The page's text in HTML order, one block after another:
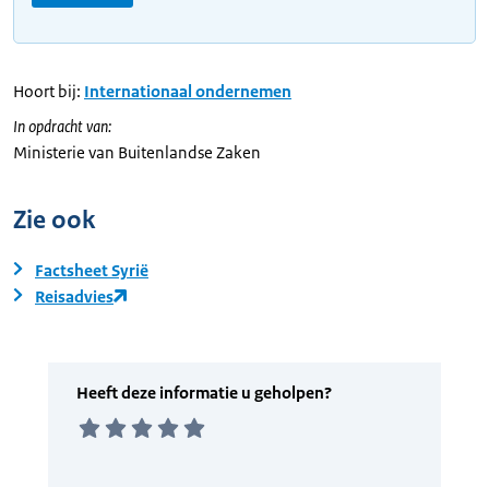
Hoort bij: Internationaal ondernemen
In opdracht van:
Ministerie van Buitenlandse Zaken
Zie ook
Factsheet Syrië
Reisadvies